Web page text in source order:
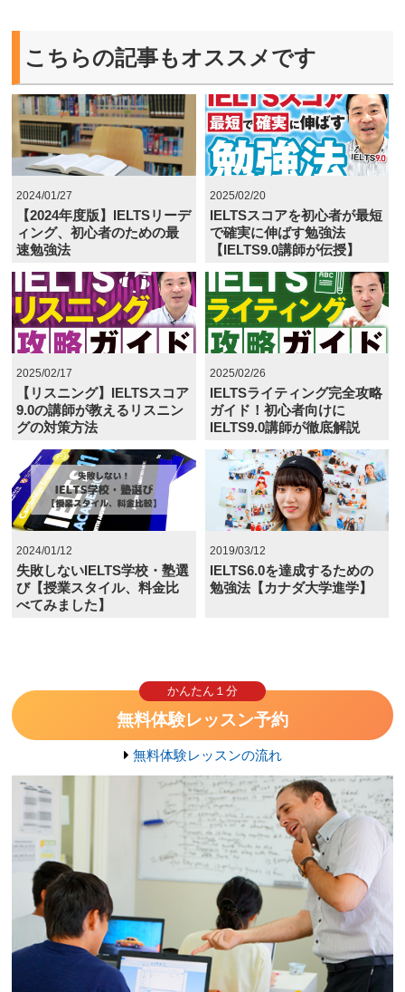
こちらの記事もオススメです
2024/01/27
【2024年度版】IELTSリーデ
ィング、初心者のための最
速勉強法
2025/02/20
IELTSスコアを初心者が最短
で確実に伸ばす勉強法
【IELTS9.0講師が伝授】
2025/02/17
【リスニング】IELTSスコア
9.0の講師が教えるリスニン
グの対策方法
2025/02/26
IELTSライティング完全攻略
ガイド！初心者向けに
IELTS9.0講師が徹底解説
2024/01/12
失敗しないIELTS学校・塾選
び【授業スタイル、料金比
べてみました】
2019/03/12
IELTS6.0を達成するための
勉強法【カナダ大学進学】
かんたん１分
無料体験レッスン予約
無料体験レッスンの流れ